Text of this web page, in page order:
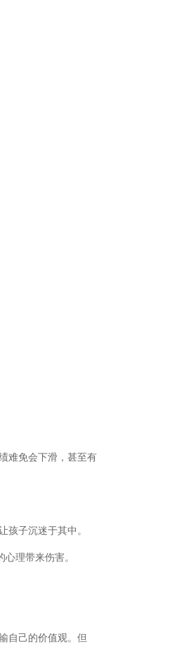
难免会下滑，甚至有
子沉迷于其中。
理带来伤害。
自己的价值观。但